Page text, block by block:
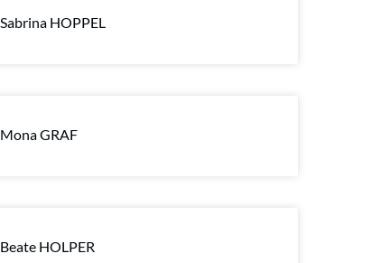
Sabrina HOPPEL
Mona GRAF
Beate HOLPER